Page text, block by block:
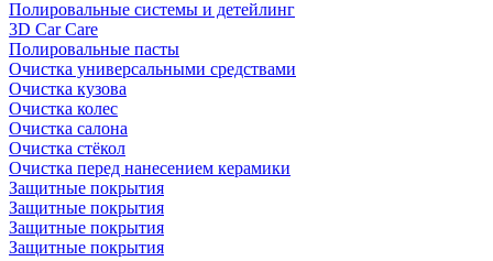
Полировальные системы и детейлинг
3D Car Care
Полировальные пасты
Очистка универсальными средствами
Очистка кузова
Очистка колес
Очистка салона
Очистка стёкол
Очистка перед нанесением керамики
Защитные покрытия
Защитные покрытия
Защитные покрытия
Защитные покрытия